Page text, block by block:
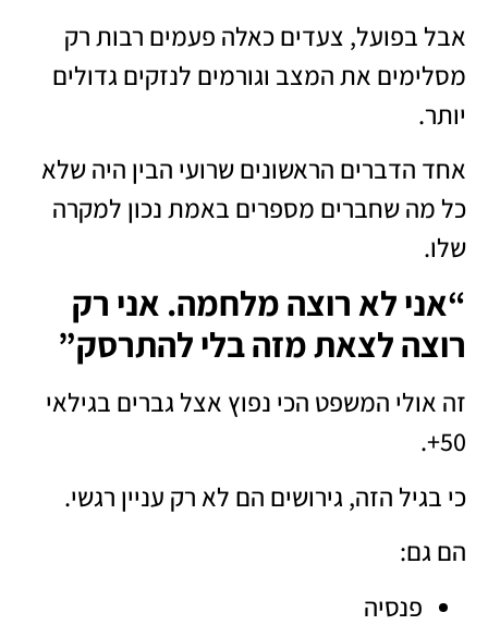
אבל בפועל, צעדים כאלה פעמים רבות רק
מסלימים את המצב וגורמים לנזקים גדולים
יותר.
אחד הדברים הראשונים שרועי הבין היה שלא
כל מה שחברים מספרים באמת נכון למקרה
שלו.
“אני לא רוצה מלחמה. אני רק
רוצה לצאת מזה בלי להתרסק”
זה אולי המשפט הכי נפוץ אצל גברים בגילאי
50+.
כי בגיל הזה, גירושים הם לא רק עניין רגשי.
הם גם:
פנסיה